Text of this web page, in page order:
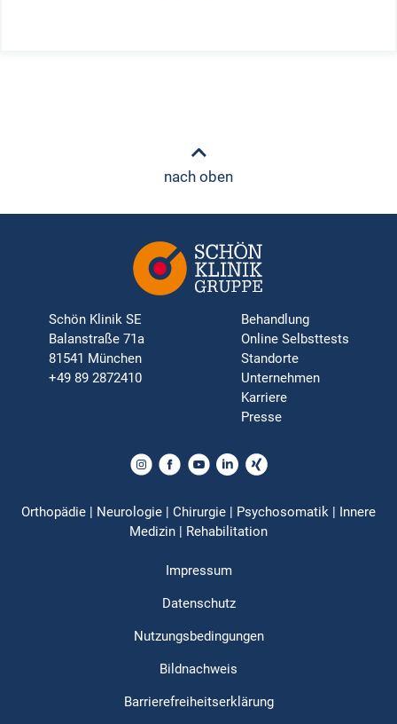
nach oben
Schön Klinik SE
Balanstraße 71a
81541 München
+49 89 2872410
Behandlung
Online Selbsttests
Standorte
Unternehmen
Karriere
Presse
Orthopädie | Neurologie | Chirurgie | Psychosomatik | Innere
Medizin | Rehabilitation
Impressum
Datenschutz
Nutzungsbedingungen
Bildnachweis
Barrierefreiheitserklärung